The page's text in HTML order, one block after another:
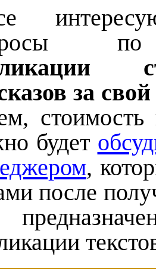
за
стоимость
будет
,
после